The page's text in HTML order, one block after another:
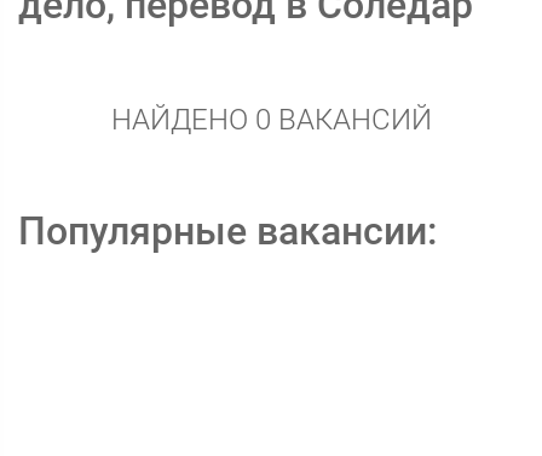
НАЙДЕНО 0 ВАКАНСИЙ
Популярные вакансии: